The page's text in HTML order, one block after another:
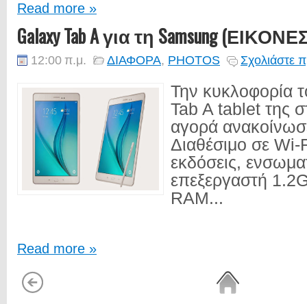
Read more »
Galaxy Tab A για τη Samsung
12:00 π.μ. ΔΙΑΦΟΡΑ, PHOTOS Σχολιάστε
Την κυκλοφορία
Tab A tablet της
αγορά
Διαθέσιμο σε Wi-
εκδόσεις,
επεξεργαστή
RAM...
Read more »